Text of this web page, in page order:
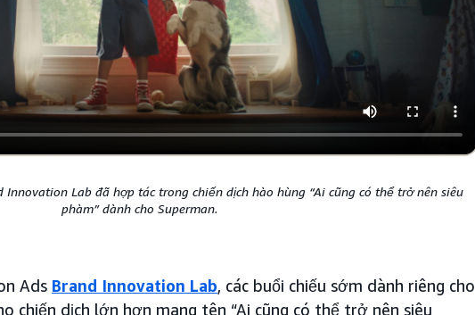
Innovation Lab đã hợp tác trong chiến dịch hào hùng “Ai cũng có thể trở nên siêu
phàm” dành cho Superman.
Ads Brand Innovation Lab, các buổi chiếu sớm dành riêng cho
chiến dịch lớn hơn mang tên “Ai cũng có thể trở nên siêu